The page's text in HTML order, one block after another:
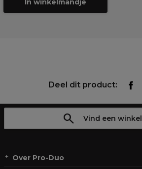
In winkelmandje
Deel dit product:
Vind een winkel
Over Pro-Duo